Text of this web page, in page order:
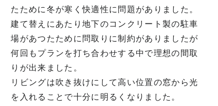
たために冬が寒く快適性に問題がありました。
建て替えにあたり地下のコンクリート製の駐車
場があつたために問取りに制約がありましたが
何回もプランを打ち合わせする中で理想の間取
りが出来ました。
リビングは吹き抜けにして高い位置の窓から光
を入れることで十分に明るくなりました。
CONTACT お問合せ
瀧川建築デザイン事務所